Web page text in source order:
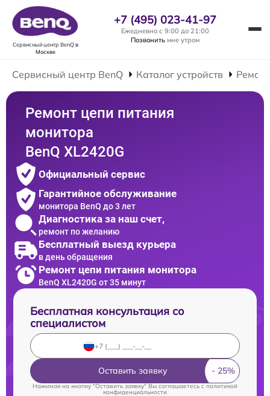
Сервисный центр BenQв
Москве
+7 (495) 023-41-97
Ежедневно с 9:00 до 21:00
Позвонить мне утром
Сервисный центр BenQ Каталог устройств
Ремонт цепи питания
монитора
BenQ XL2420G
Официальный сервис
Гарантийное обслуживание
монитора BenQ до 3 лет
Диагностика за наш счет,
ремонт по желанию
Бесплатный выезд курьера
в день обращения
Ремонт цепи питания монитора
BenQ XL2420G от 35 минут
Бесплатная консультация со
специалистом
Оставить заявку
Нажимая на кнопку "Оставить заявку" Вы соглашаетесь cполитикой
конфиденциальности